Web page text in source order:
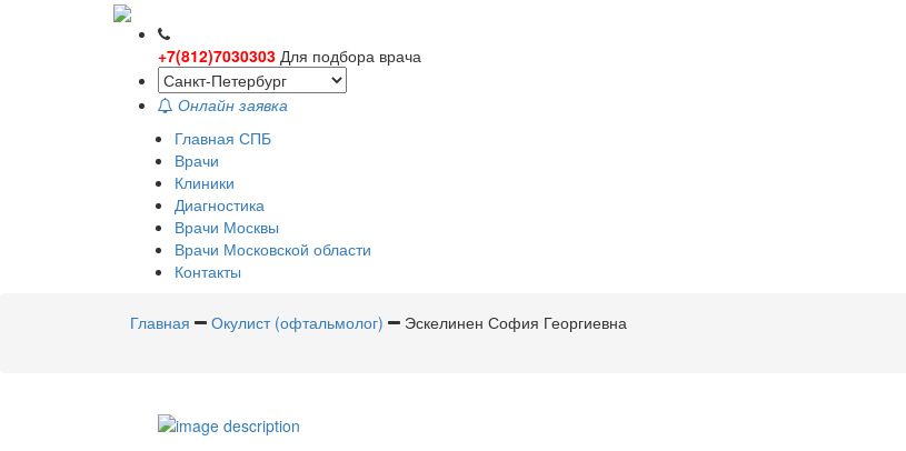
+7(812)7030303 Для подбора врача
Онлайн заявка
Главная СПБ
Врачи
Клиники
Диагностика
Врачи Москвы
Врачи Московской области
Контакты
Главная Окулист (офтальмолог) Эскелинен София Георгиевна